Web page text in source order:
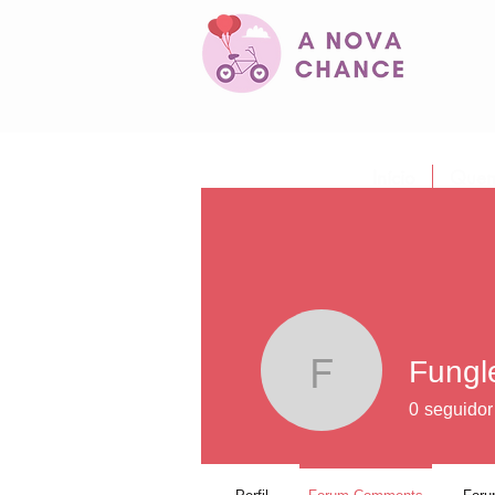
0 seguidor